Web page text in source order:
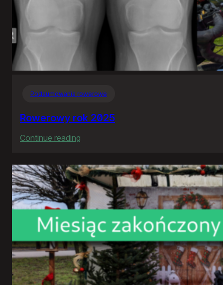
Podsumowania rowerowe
Rowerowy rok 2025
Continue reading
rok
2025